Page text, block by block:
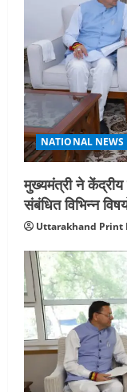
t
i
o
n
NATIONAL NEWS
मुख्यमंत्री ने
संबंधित विभिन्न
Uttarakhand Print